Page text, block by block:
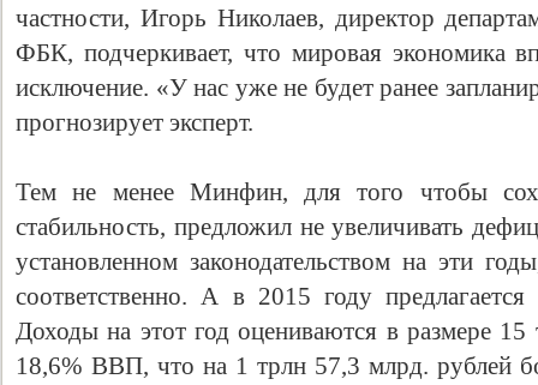
частности, Игорь Николаев, директор
ФБК, подчеркивает, что мировая экономика
исключение. «У нас уже не будет ранее
прогнозирует эксперт.
Тем не менее Минфин, для того чтобы
стабильность, предложил не увеличивать
установленном законодательством на
соответственно. А в 2015 году
Доходы на этот год оцениваются в размере
18,6% ВВП, что на 1 трлн 57,3 млрд. рублей